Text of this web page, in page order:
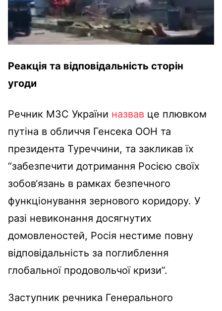
Реакція та відповідальність сторін
угоди
Речник МЗС України назвав це плювком
путіна в обличчя Генсека ООН та
президента Туреччини, та закликав їх
“забезпечити дотримання Росією своїх
зобов‘язань в рамках безпечного
функціонування зернового коридору. У
разі невиконання досягнутих
домовленостей, Росія нестиме повну
відповідальність за поглиблення
глобальної продовольчої кризи”.
Заступник речника Генерального